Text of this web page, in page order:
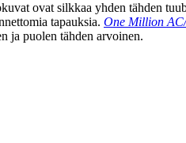
ovat silkkaa yhden tähden
tapauksia. One Million
ja puolen tähden arvoinen.